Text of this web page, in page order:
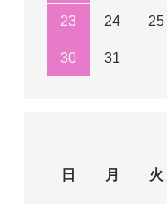
23 24 25
30 31
日
月 火